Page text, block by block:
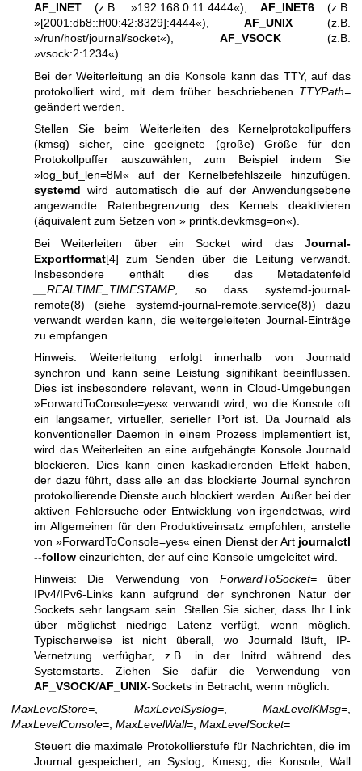
AF_INET (z.B. »192.168.0.11:4444«), AF_INET6 (z.B.
»[2001:db8::ff00:42:8329]:4444«), AF_UNIX (z.B.
»/run/host/journal/socket«), AF_VSOCK (z.B.
»vsock:2:1234«)
Bei der Weiterleitung an die Konsole kann das TTY, auf das
protokolliert wird, mit dem früher beschriebenen TTYPath=
geändert werden.
Stellen Sie beim Weiterleiten des Kernelprotokollpuffers
(kmsg) sicher, eine geeignete (große) Größe für den
Protokollpuffer auszuwählen, zum Beispiel indem Sie
»log_buf_len=8M« auf der Kernelbefehlszeile hinzufügen.
systemd wird automatisch die auf der Anwendungsebene
angewandte Ratenbegrenzung des Kernels deaktivieren
(äquivalent zum Setzen von » printk.devkmsg=on«).
Bei Weiterleiten über ein Socket wird das Journal-
Exportformat[4] zum Senden über die Leitung verwandt.
Insbesondere enthält dies das Metadatenfeld
__REALTIME_TIMESTAMP, so dass systemd-journal-
remote(8) (siehe systemd-journal-remote.service(8)) dazu
verwandt werden kann, die weitergeleiteten Journal-Einträge
zu empfangen.
Hinweis: Weiterleitung erfolgt innerhalb von Journald
synchron und kann seine Leistung signifikant beeinflussen.
Dies ist insbesondere relevant, wenn in Cloud-Umgebungen
»ForwardToConsole=yes« verwandt wird, wo die Konsole oft
ein langsamer, virtueller, serieller Port ist. Da Journald als
konventioneller Daemon in einem Prozess implementiert ist,
wird das Weiterleiten an eine aufgehängte Konsole Journald
blockieren. Dies kann einen kaskadierenden Effekt haben,
der dazu führt, dass alle an das blockierte Journal synchron
protokollierende Dienste auch blockiert werden. Außer bei der
aktiven Fehlersuche oder Entwicklung von irgendetwas, wird
im Allgemeinen für den Produktiveinsatz empfohlen, anstelle
von »ForwardToConsole=yes« einen Dienst der Art journalctl
--follow einzurichten, der auf eine Konsole umgeleitet wird.
Hinweis: Die Verwendung von ForwardToSocket=über
IPv4/IPv6-Links kann aufgrund der synchronen Natur der
Sockets sehr langsam sein. Stellen Sie sicher, dass Ihr Link
über möglichst niedrige Latenz verfügt, wenn möglich.
Typischerweise ist nicht überall, wo Journald läuft, IP-
Vernetzung verfügbar, z.B. in der Initrd während des
Systemstarts. Ziehen Sie dafür die Verwendung von
AF_VSOCK/AF_UNIX-Sockets in Betracht, wenn möglich.
MaxLevelStore=
MaxLevelSyslog=, MaxLevelKMsg=
MaxLevelConsole= MaxLevelWall= MaxLevelSocket=
Steuert die maximale Protokollierstufe für Nachrichten, die im
Journal gespeichert, an Syslog, Kmesg, die Konsole, Wall